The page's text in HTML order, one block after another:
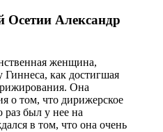
Осетии Александр
женщина,
Гиннеса, как достигшая
Она
о том, что дирижерское
был у нее на
в том, что она очень